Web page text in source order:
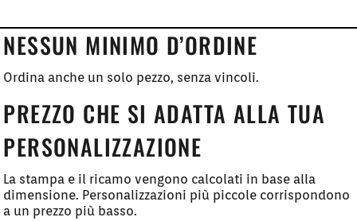
NESSUN MINIMO D’ORDINE
Ordina anche un solo pezzo, senza vincoli.
PREZZO CHE SI ADATTA ALLA TUA
PERSONALIZZAZIONE
La stampa e il ricamo vengono calcolati in base alla
dimensione. Personalizzazioni più piccole corrispondono
a un prezzo più basso.